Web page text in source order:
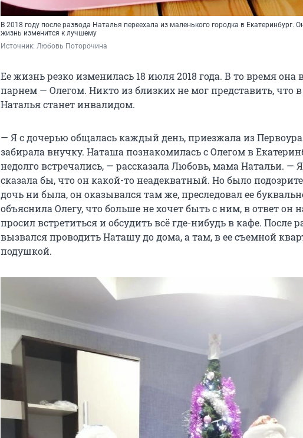
В 2018 году после развода Наталья переехала из маленького городка в Екатеринбург.
жизнь изменится к лучшему
Источник: Любовь Поторочина
Ее жизнь резко изменилась 18 июля 2018 года. В то время она
парнем — Олегом. Никто из близких не мог представить, что в
Наталья станет инвалидом.
— Я с дочерью общалась каждый день, приезжала из
забирала внучку. Наташа познакомилась с Олегом в
недолго встречались, — рассказала Любовь, мама Натальи. —
сказала бы, что он какой-то неадекватный. Но было
дочь ни была, он оказывался там же, преследовал ее
объяснила Олегу, что больше не хочет быть с ним, в ответ он
просил встретиться и обсудить всё где-нибудь в кафе. После
вызвался проводить Наташу до дома, а там, в ее съемной
подушкой.